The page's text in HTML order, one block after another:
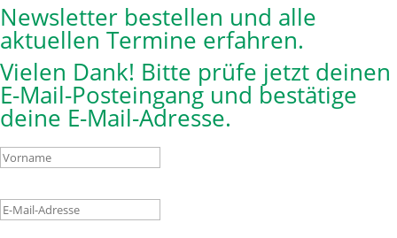
Newsletter bestellen und alle
aktuellen Termine erfahren.
Vielen Dank! Bitte prüfe jetzt deinen
E-Mail-Posteingang und bestätige
deine E-Mail-Adresse.